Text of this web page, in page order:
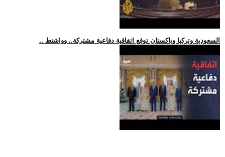
.. السعودية وتركيا وباكستان توقع اتفاقية دفاعية مشتركة.. وواشنط